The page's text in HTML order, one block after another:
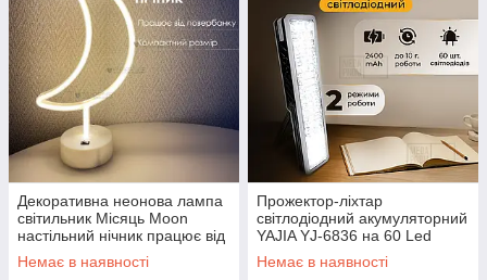
Декоративна неонова лампа
світильник Місяць Moon
настільний нічник працює від
повербанка — Жовте світло
Немає в наявності
Прожектор-ліхтар
світлодіодний акумуляторний
YAJIA YJ-6836 на 60 Led
акумуляторний світильник-
Білий
Немає в наявності